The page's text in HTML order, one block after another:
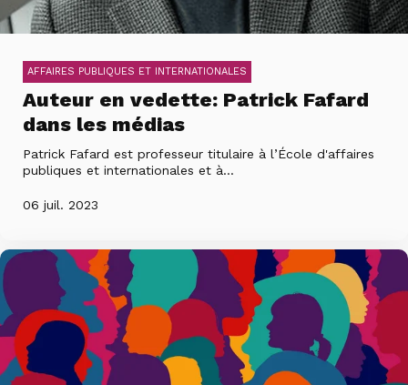
AFFAIRES PUBLIQUES ET INTERNATIONALES
Auteur en vedette: Patrick Fafard
dans les médias
Patrick Fafard est professeur titulaire à l’École d'affaires
publiques et internationales et à...
06 juil. 2023